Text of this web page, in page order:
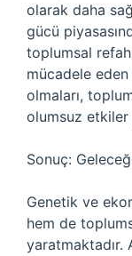
olarak daha
gücü
toplumsal
mücadele
olmaları,
olumsuz
Sonuç:
Genetik ve
hem de
yaratmaktadır.